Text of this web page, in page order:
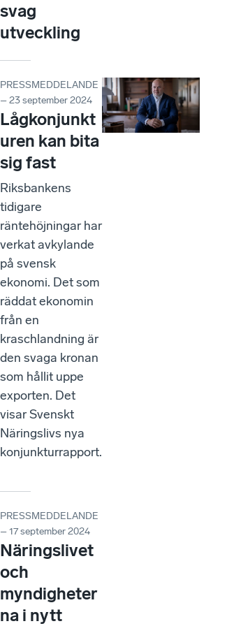
svag
utveckling
PRESSMEDDELANDE
– 23 september 2024
Lågkonjunkt
uren kan bita
sig fast
Riksbankens
tidigare
räntehöjningar har
verkat avkylande
på svensk
ekonomi. Det som
räddat ekonomin
från en
kraschlandning är
den svaga kronan
som hållit uppe
exporten. Det
visar Svenskt
Näringslivs nya
konjunkturrapport.
PRESSMEDDELANDE
– 17 september 2024
Näringslivet
och
myndigheter
na i nytt